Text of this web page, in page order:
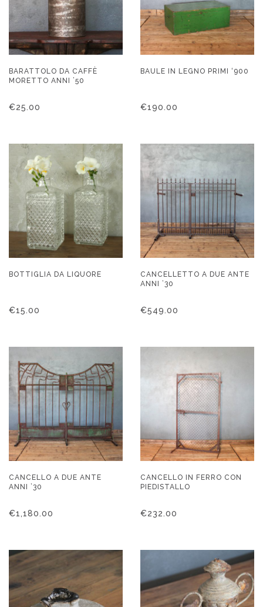
BARATTOLO DA CAFFÈ
MORETTO ANNI ’50
€25.00
BAULE IN LEGNO PRIMI ‘900
€190.00
BOTTIGLIA DA LIQUORE
€15.00
CANCELLETTO A DUE ANTE
ANNI ’30
€549.00
CANCELLO A DUE ANTE
ANNI ’30
€1,180.00
CANCELLO IN FERRO CON
PIEDISTALLO
€232.00